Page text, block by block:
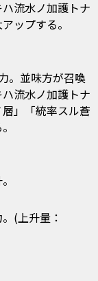
流水ノ加護トナ
ップする。
。並味方が召喚
流水ノ加護トナ
」「統率スル蒼
(上升量：